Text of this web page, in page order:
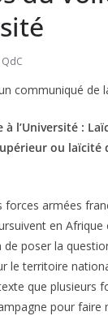
communiqué de
l’Université :
ou laïcité
forces armées
en Afrique
de poser la
le territoire
que plusieurs
pour faire